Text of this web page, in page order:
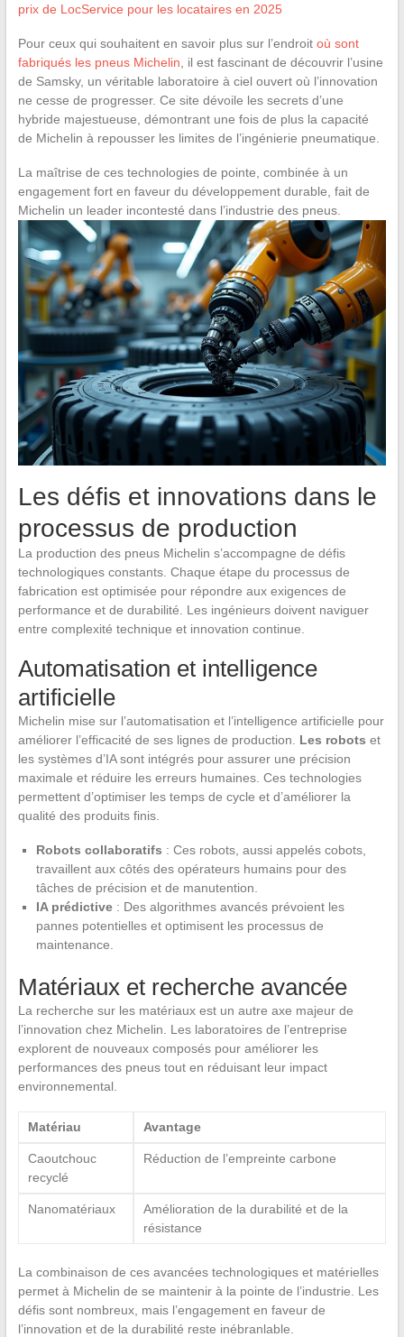
prix de LocService pour les locataires en 2025
Pour ceux qui souhaitent en savoir plus sur l’endroit où sont
fabriqués les pneus Michelin , il est fascinant de découvrir l’usine
de Samsky, un véritable laboratoire à ciel ouvert où l’innovation
ne cesse de progresser. Ce site dévoile les secrets d’une
hybride majestueuse, démontrant une fois de plus la capacité
de Michelin à repousser les limites de l’ingénierie pneumatique.
La maîtrise de ces technologies de pointe, combinée à un
engagement fort en faveur du développement durable, fait de
Michelin un leader incontesté dans l’industrie des pneus.
Les défis et innovations dans le
processus de production
La production des pneus Michelin s’accompagne de défis
technologiques constants. Chaque étape du processus de
fabrication est optimisée pour répondre aux exigences de
performance et de durabilité. Les ingénieurs doivent naviguer
entre complexité technique et innovation continue.
Automatisation et intelligence
artificielle
Michelin mise sur l’automatisation et l’intelligence artificielle pour
améliorer l’efficacité de ses lignes de production. Les robots et
les systèmes d’IA sont intégrés pour assurer une précision
maximale et réduire les erreurs humaines. Ces technologies
permettent d’optimiser les temps de cycle et d’améliorer la
qualité des produits finis.
Robots collaboratifs : Ces robots, aussi appelés cobots,
travaillent aux côtés des opérateurs humains pour des
tâches de précision et de manutention.
IA prédictive: Des algorithmes avancés prévoient les
pannes potentielles et optimisent les processus de
maintenance.
Matériaux et recherche avancée
La recherche sur les matériaux est un autre axe majeur de
l’innovation chez Michelin. Les laboratoires de l’entreprise
explorent de nouveaux composés pour améliorer les
performances des pneus tout en réduisant leur impact
environnemental.
Matériau Avantage
Caoutchouc
recyclé
Réduction de l’empreinte carbone
Nanomatériaux
Amélioration de la durabilité et de la
résistance
La combinaison de ces avancées technologiques et matérielles
permet à Michelin de se maintenir à la pointe de l’industrie. Les
défis sont nombreux, mais l’engagement en faveur de
l’innovation et de la durabilité reste inébranlable.